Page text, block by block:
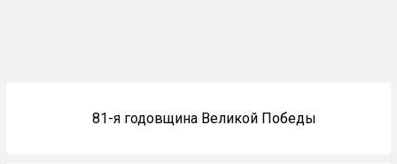
81-я годовщина Великой Победы